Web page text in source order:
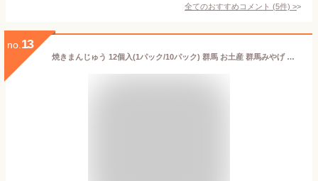
全てのおすすめコメント (5件) >
no. 13
焼きまんじゅう 12個入(1パック/10パック) 群馬 お土産 群馬みやげ 群馬名物 上州みやげ 和菓子 みそ味 饅頭 ご当地 名物 お菓子